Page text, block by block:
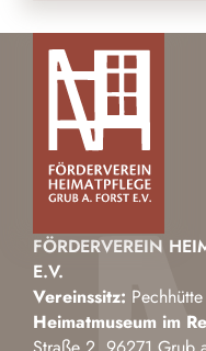
FÖRDERVEREIN
E.V.
Vereinssitz:
Heimatmuseum im